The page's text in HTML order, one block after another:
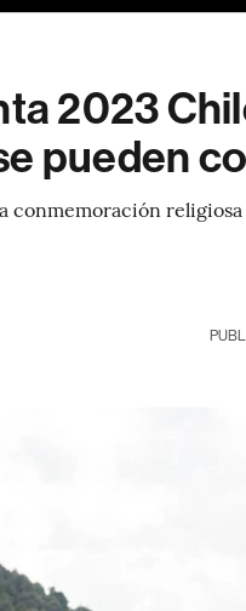
2023
pueden
conmemoración